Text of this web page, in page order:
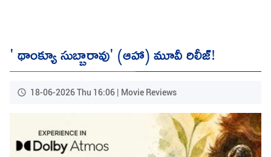
' థాంక్యూ సుబ్బారావు' (ఆహా) మూవీ రిలీజ్!
18-06-2026 Thu 16:06 | Movie Reviews